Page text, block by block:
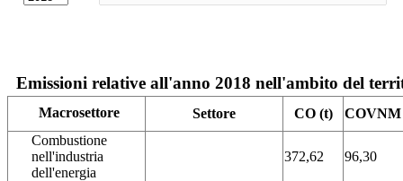
Emissioni relative all'anno 2018 nell'ambito del
Macrosettore Settore CO (t)
COVNM
Combustione
nell'industria
dell'energia
372,62 96,30